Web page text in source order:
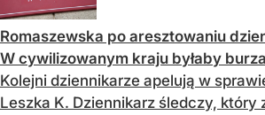
Romaszewska po aresztowaniu
W cywilizowanym kraju byłaby
Kolejni dziennikarze apelują w
Leszka K. Dziennikarz śledczy, który